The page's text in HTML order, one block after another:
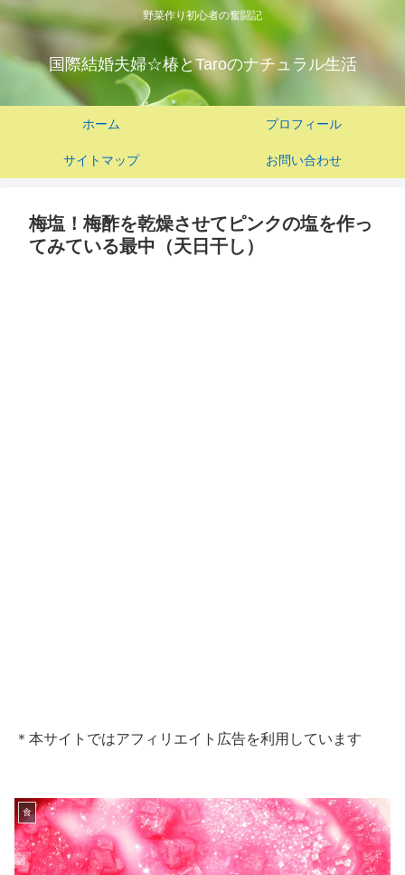
野菜作り初心者の奮闘記
国際結婚夫婦☆椿とTaroのナチュラル生活
ホーム プロフィール
サイトマップ お問い合わせ
梅塩！梅酢を乾燥させてピンクの塩を作っ
てみている最中（天日干し）
＊本サイトではアフィリエイト広告を利用しています
食